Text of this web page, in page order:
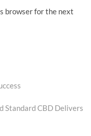
browser for the next
Standard CBD Delivers